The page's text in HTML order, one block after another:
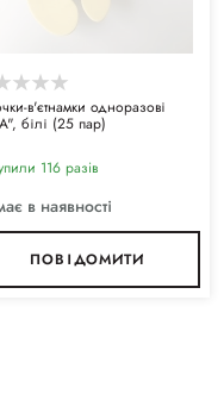
в'єтнамки одноразові
білі (25 пар)
116 разiв
в наявності
ПОВІДОМИТИ